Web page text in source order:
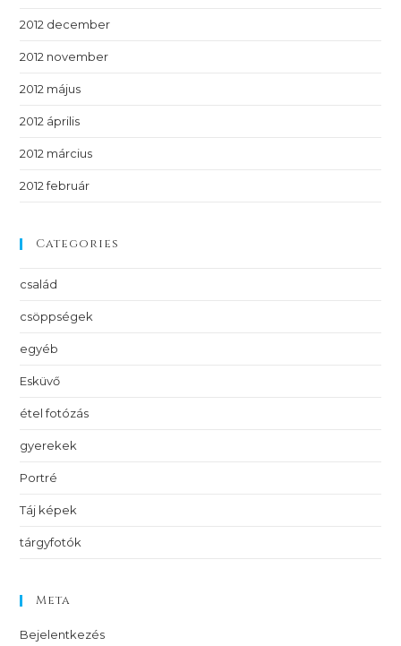
2012 december
2012 november
2012 május
2012 április
2012 március
2012 február
Categories
család
csöppségek
egyéb
Esküvő
étel fotózás
gyerekek
Portré
Táj képek
tárgyfotók
Meta
Bejelentkezés